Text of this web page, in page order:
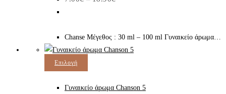
προϊόντος
Οι
επιλογές
επιλεγούν
range:
Chanse Μέγεθος : 30 ml – 100 ml Γυναικείο άρωμα…
Επιλογή
προϊόν
Γυναικείο άρωμα Chanson 5